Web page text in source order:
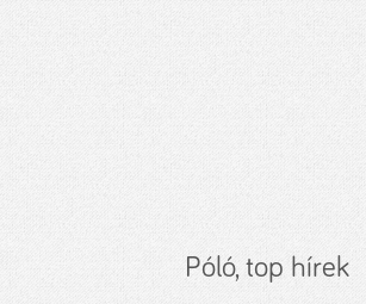
Póló, top hírek